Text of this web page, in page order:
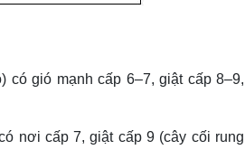
có gió mạnh cấp 6–7, giật cấp 8–9,
nơi cấp 7, giật cấp 9 (cây cối rung